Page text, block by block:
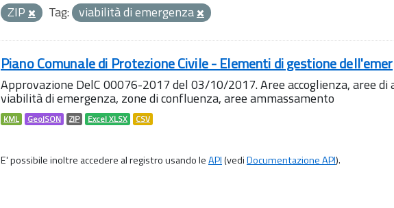
ZIP
Tag: viabilità di emergenza
Piano Comunale di Protezione Civile - Elementi di gestione
Approvazione DelC 00076-2017 del 03/10/2017. Aree accoglienza, aree di
viabilità di emergenza, zone di confluenza, aree ammassamento
KML GeoJSON ZIP Excel XLSX CSV
E' possibile inoltre accedere al registro usando leAPI(vediDocumentazione API).